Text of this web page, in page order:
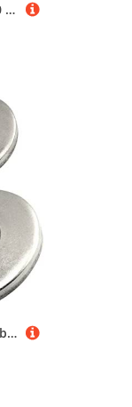
DSM – Schlossschrauben M10 x 80 mm nach DIN 603 – M10 Sicherungsmutter DIN 985 & Unterlegscheibe DIN 9021 – Edelstahl A2/V2A – Flachrundkopfschrauben mit Vierkantansatz – Stoppmuttern – 5 Stück
OPIOL QUALITY® Spannscheiben für Schraubenverbindungen DIN 6796 / ISO 10670 M14 aus Edelstahl A2 V2A (10 Stück) U-Scheibe Unterlegscheiben Schraubensicherung Beilagscheiben